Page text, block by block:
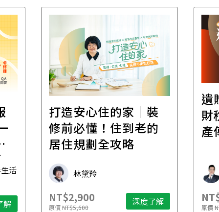
活
解
打造安心住的家｜裝
修前必懂！住到老的
居住規劃全攻略
林黛羚
NT$2,900
原價NT$5,600 深度了解
遺
財
產
原價